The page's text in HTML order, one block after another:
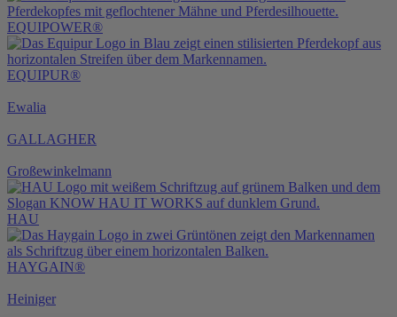
EQUIPOWER®
EQUIPUR®
Ewalia
GALLAGHER
Großewinkelmann
HAU
HAYGAIN®
Heiniger